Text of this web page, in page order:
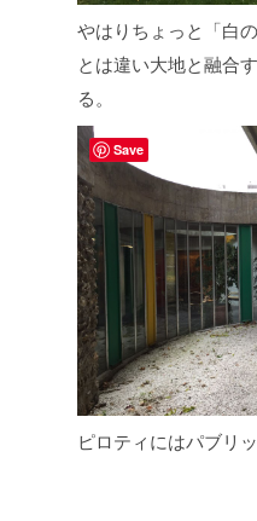
やはりちょっと「白
とは違い大地と融合
る。
ピロティにはパブリ
Save